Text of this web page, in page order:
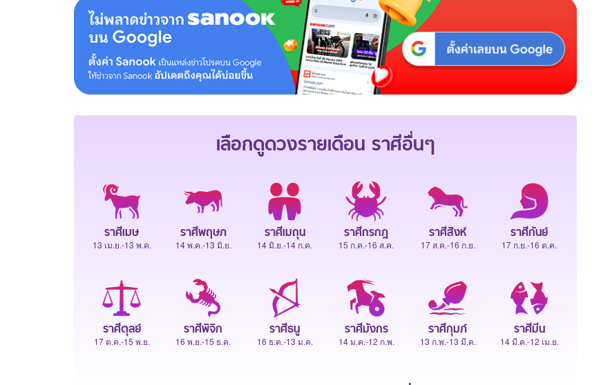
เลือกดูดวงรายเดือน ราศีอื่นๆ
ราศีเมษ
13 เม.ย.-13 พ.ค.
ราศีพฤษภ
14 พ.ค.-13 มิ.ย.
ราศีเมถุน
14 มิ.ย.-14 ก.ค.
ราศีกรกฎ
15 ก.ค.-16 ส.ค.
ราศีสิงห์
17 ส.ค.-16 ก.ย.
ราศีกันย์
17 ก.ย.-16 ต.ค.
ราศีตุลย์
17 ต.ค.-15 พ.ย.
ราศีพิจิก
16 พ.ย.-15 ธ.ค.
ราศีธนู
16 ธ.ค.-13 ม.ค.
ราศีมังกร
14 ม.ค.-12 ก.พ.
ราศีกุมภ์
13 ก.พ.-13 มี.ค.
ราศีมีน
14 มี.ค.-12 เม.ย.